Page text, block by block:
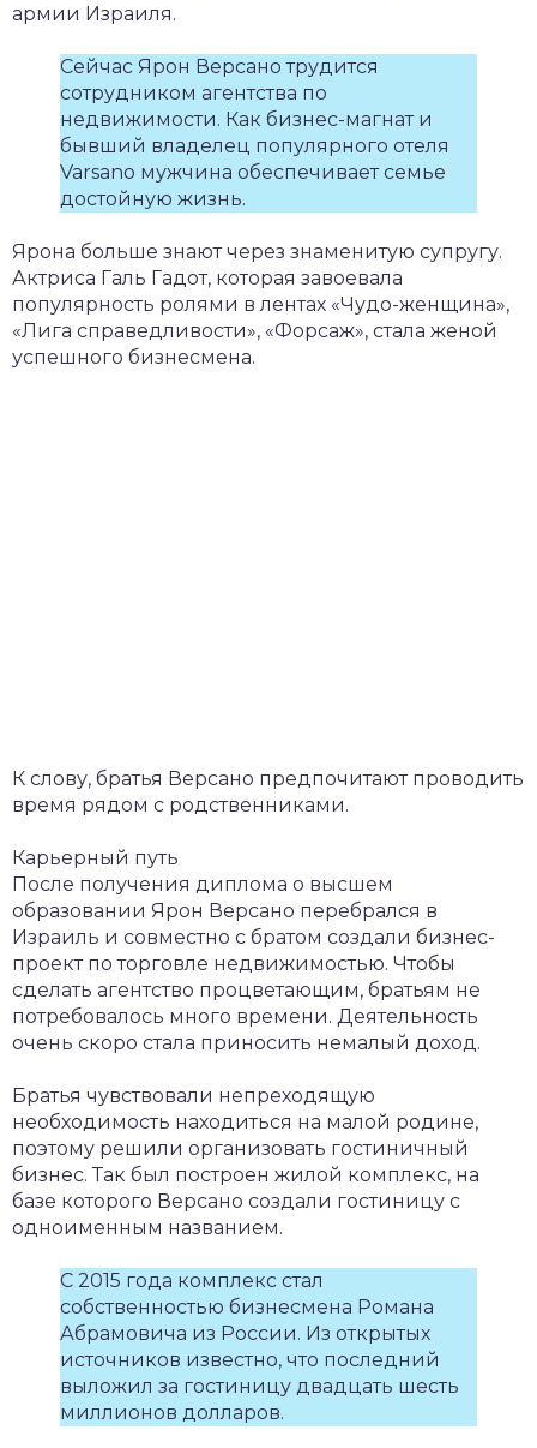
армии Израиля.
Сейчас Ярон Версано трудится
сотрудником агентства по
недвижимости. Как бизнес-магнат и
бывший владелец популярного отеля
Varsano мужчина обеспечивает семье
достойную жизнь.
Ярона больше знают через знаменитую супругу.
Актриса Галь Гадот, которая завоевала
популярность ролями в лентах «Чудо-женщина»,
«Лига справедливости», «Форсаж», стала женой
успешного бизнесмена.
К слову, братья Версано предпочитают проводить
время рядом с родственниками.
Карьерный путь
После получения диплома о высшем
образовании Ярон Версано перебрался в
Израиль и совместно с братом создали бизнес-
проект по торговле недвижимостью. Чтобы
сделать агентство процветающим, братьям не
потребовалось много времени. Деятельность
очень скоро стала приносить немалый доход.
Братья чувствовали непреходящую
необходимость находиться на малой родине,
поэтому решили организовать гостиничный
бизнес. Так был построен жилой комплекс, на
базе которого Версано создали гостиницу с
одноименным названием.
С 2015 года комплекс стал
собственностью бизнесмена Романа
Абрамовича из России. Из открытых
источников известно, что последний
выложил за гостиницу двадцать шесть
миллионов долларов.